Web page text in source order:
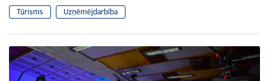
Tūrisms Uzņēmējdarbība